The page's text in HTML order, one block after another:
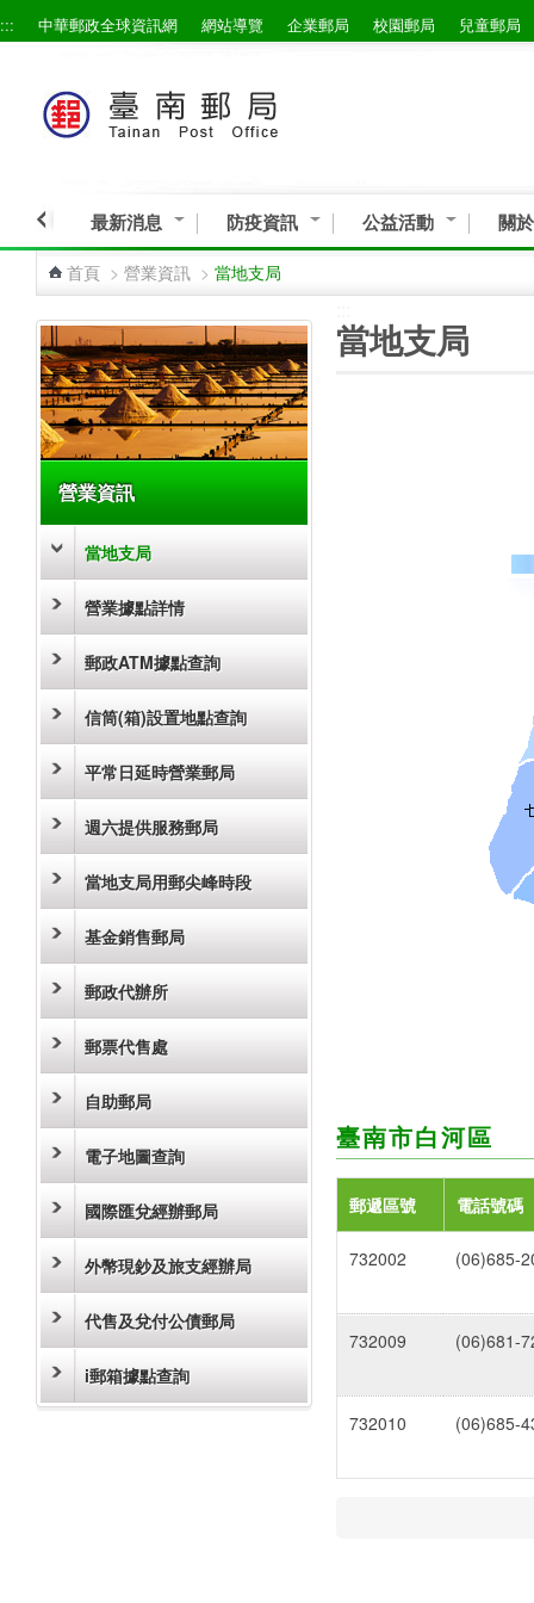
跳到主要內容區塊
::: 中華郵政全球資訊網 網站導覽 企業郵局 校園郵局 兒童郵局
最新消息 防疫資訊 公益活動 關
首頁 > 營業資訊 > 當地支局
營業資訊
當地支局
營業據點詳情
郵政ATM據點查詢
信筒(箱)設置地點查詢
平常日延時營業郵局
週六提供服務郵局
當地支局用郵尖峰時段
基金銷售郵局
郵政代辦所
郵票代售處
自助郵局
電子地圖查詢
國際匯兌經辦郵局
外幣現鈔及旅支經辦局
代售及兌付公債郵局
i郵箱據點查詢
當地支局
臺南市白河區
郵遞區號 電話號碼
732002 (06)685-
732009 (06)681-
732010 (06)685-